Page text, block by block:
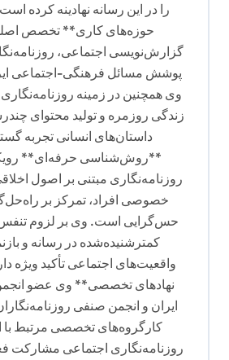
را در این رسانه نهادینه کرده
حوزه‌های کاری** تخصص
گزارش‌نویسی اجتماعی،
پوشش مسائل فرهنگی-اجتماعی
وی همچنین در زمینه
زندگی روزمره و تولید محتوای
داستان‌های انسانی تجربه
**روش‌شناسی حرفه‌ای**
روزنامه‌نگاری مبتنی بر اصول
خصوصی افراد، تمرکز بر
حس‌گرایی است. وی بر لزوم
کمترشنیده‌شده در رسانه و
واقعیت‌های اجتماعی تأکید ویژه
نهادهای تخصصی** وی عضو
ایران و انجمن صنفی
کارگروه‌های تخصصی مرتبط با
روزنامه‌نگاری اجتماعی مشارکت